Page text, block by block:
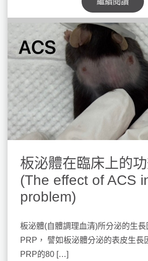
板泌體在臨床上的
(The effect of ACS
problem)
板泌體(自體調理血清)所分泌的生
PRP， 譬如板泌體分泌的表皮生長
PRP的80 […]